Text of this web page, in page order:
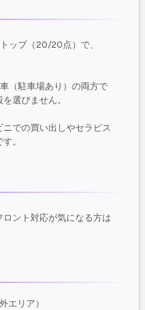
ップ（20/20点）で、
（駐車場あり）の両方で
選びません。
での買い出しやセラピス
。
ント対応が気になる方は
エリア）